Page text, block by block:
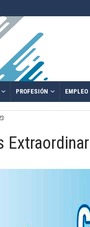
PROFESIÓN EMPLEO